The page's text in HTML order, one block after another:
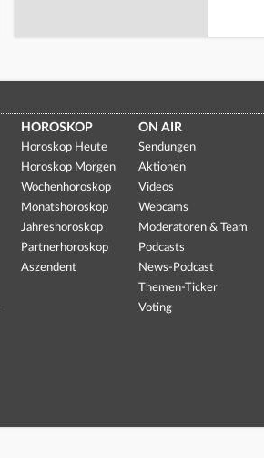
HOROSKOP
Horoskop Heute
Horoskop Morgen
Wochenhoroskop
Monatshoroskop
Jahreshoroskop
Partnerhoroskop
Aszendent
ON AIR
Sendungen
Aktionen
Videos
Webcams
Moderatoren & Team
Podcasts
News-Podcast
Themen-Ticker
Voting